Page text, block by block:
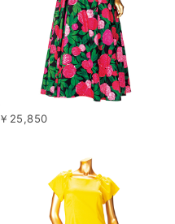
￥25,850